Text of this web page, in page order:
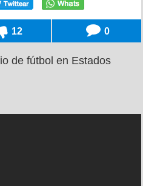
12 0
de fútbol en Estados